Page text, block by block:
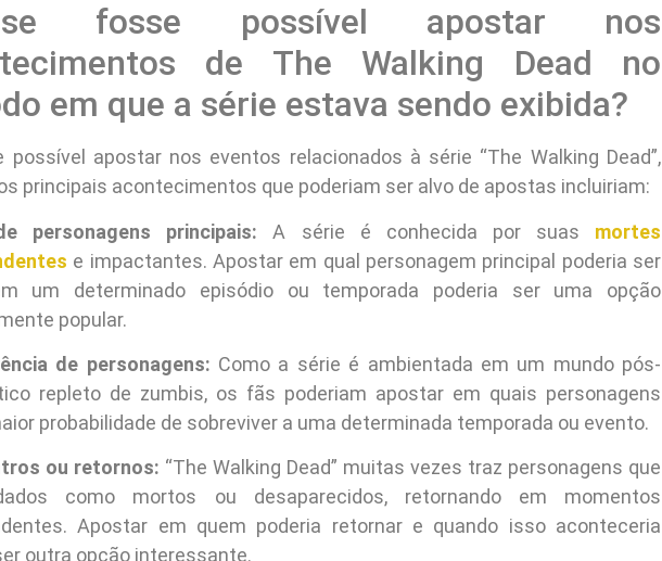
fosse possível apostar nos
de The Walking Dead no
em que a série estava sendo exibida?
possível apostar nos eventos relacionados à série “The Walking Dead”,
principais acontecimentos que poderiam ser alvo de apostas incluiriam:
personagens principais: A série é conhecida por suas mortes
e impactantes. Apostar em qual personagem principal poderia ser
um determinado episódio ou temporada poderia ser uma opção
popular.
de personagens: Como a série é ambientada em um mundo pós-
repleto de zumbis, os fãs poderiam apostar em quais personagens
probabilidade de sobreviver a uma determinada temporada ou evento.
ou retornos: “The Walking Dead” muitas vezes traz personagens que
como mortos ou desaparecidos, retornando em momentos
Apostar em quem poderia retornar e quando isso aconteceria
outra opção interessante.